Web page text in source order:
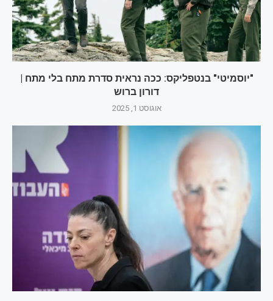
"יוסמיטי" בנטפליקס: ככה נראית סדרת מתח בלי מתח |
דורון ברוש
אוגוסט 1, 2025